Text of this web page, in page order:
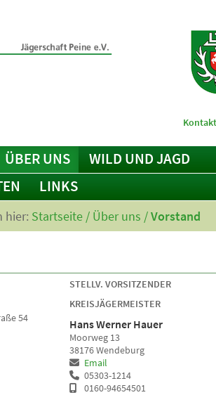
ÜBER UNS
WILD UND JAGD
LINKS
hier: Startseite / Über uns /Vorstand
54
STELLV. VORSITZENDER
KREISJÄGERMEISTER
Hans Werner Hauer
Moorweg 13
38176 Wendeburg
Email
05303-1214
0160-94654501